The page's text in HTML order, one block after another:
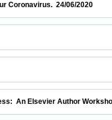
sur Coronavirus.  24/
An Elsevier